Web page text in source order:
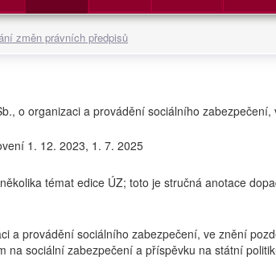
změn právních předpisů
o organizaci a provádění sociálního zabezpečení,
1. 12. 2023, 1. 7. 2025
témat edice ÚZ; toto je stručná anotace
a provádění sociálního zabezpečení, ve znění
na sociální zabezpečení a příspěvku na státní